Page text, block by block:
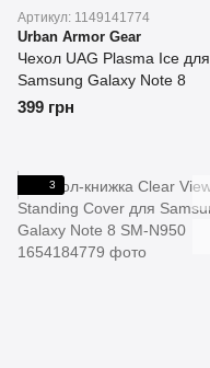
Артикул: 1149141774
Urban Armor Gear
Чехол UAG Plasma Ice для
Samsung Galaxy Note 8
399 грн
3